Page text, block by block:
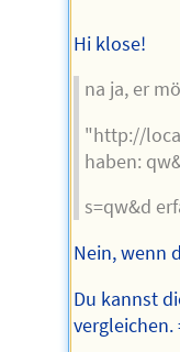
Hi klose!
na ja, er
"http://
haben:
s=qw&d
Nein, wenn
Du kannst
vergleichen.